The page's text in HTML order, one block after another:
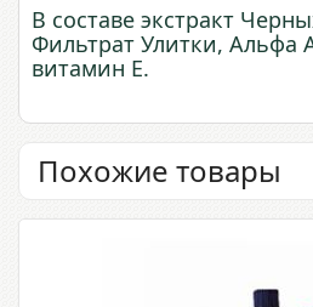
В составе экстракт
Фильтрат Улитки, Альфа
витамин Е.
Похожие товары